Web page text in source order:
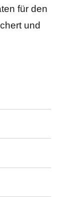
für den
und